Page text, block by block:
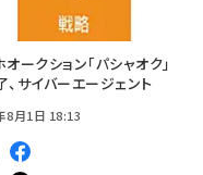
オークション「パシャオク」
、サイバーエージェント
8月1日 18:13